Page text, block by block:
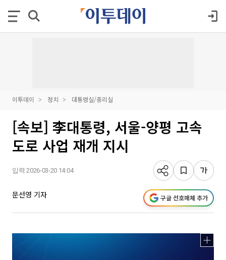
이투데이 정치 대통령실/총리실
[속보] 李대통령, 서울-양평 고속
도로 사업 재개 지시
입력 2026-03-20 14:04
문선영 기자 구글 선호매체 추가